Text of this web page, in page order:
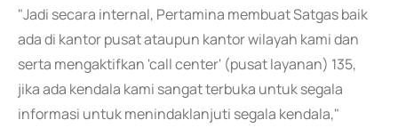
"Jadi secara internal, Pertamina membuat Satgas baik
ada di kantor pusat ataupun kantor wilayah kami dan
serta mengaktifkan 'call center' (pusat layanan) 135,
jika ada kendala kami sangat terbuka untuk segala
informasi untuk menindaklanjuti segala kendala,"